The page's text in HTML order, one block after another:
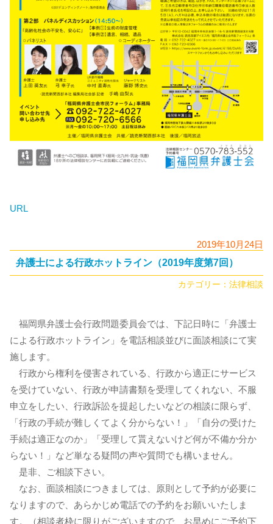
URL
2019年10月24日
弁護士による行政ホットライン（2019年度第7回）
カテゴリー： 法律相談
福岡県弁護士会行政問題委員会では、下記日時に「弁護士
による行政ホットライン」を電話相談並びに面談相談にて実
施します。
行政から権利を侵害されている、行政から適正にサービス
を受けていない、行政が申請書類を受理してくれない、不服
申立をしたい、行政訴訟を提起したいなどの相談に限らず、
「行政の手続が難しくてよく分からない！」「自分の受けた
手続は適正なのか」「受理して貰えないけど何が不備か分か
らない！」など単なる疑問の声や質問でも構いません。
是非、ご相談下さい。
なお、面談相談につきましては、原則として予約が必要に
なりますので、あらかじめ電話での予約をお願いいたしま
す。（相談者枠に限りがございますので、お早めにご予約下